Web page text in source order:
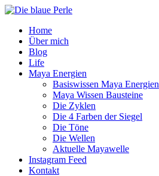
Skip
main
content
Menu
Home
Über mich
Blog
Life
Maya Energien
Basiswissen Maya Energien
Maya Wissen Bausteine
Die Zyklen
Die 4 Farben der Siegel
Die Töne
Die Wellen
Aktuelle Mayawelle
Instagram Feed
Kontakt